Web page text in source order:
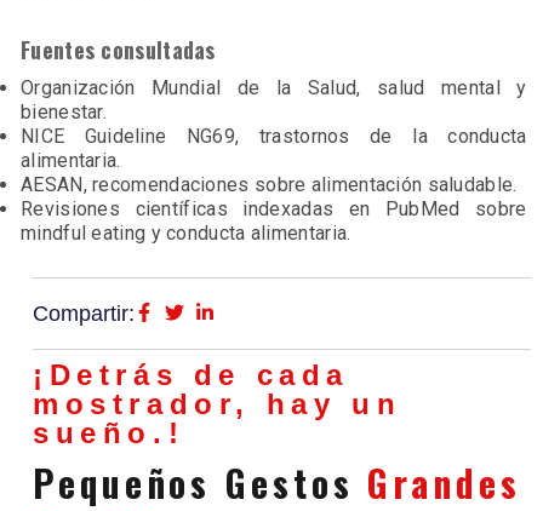
Fuentes consultadas
Organización Mundial de la Salud, salud mental y
bienestar.
NICE Guideline NG69, trastornos de la conducta
alimentaria.
AESAN, recomendaciones sobre alimentación saludable.
Revisiones científicas indexadas en PubMed sobre
mindful eating y conducta alimentaria.
Compartir:
¡Detrás de cada
mostrador, hay un
sueño.!
Pequeños Gestos Grandes